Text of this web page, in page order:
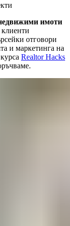
имоти
отговори
и маркетинга на
Realtor Hacks